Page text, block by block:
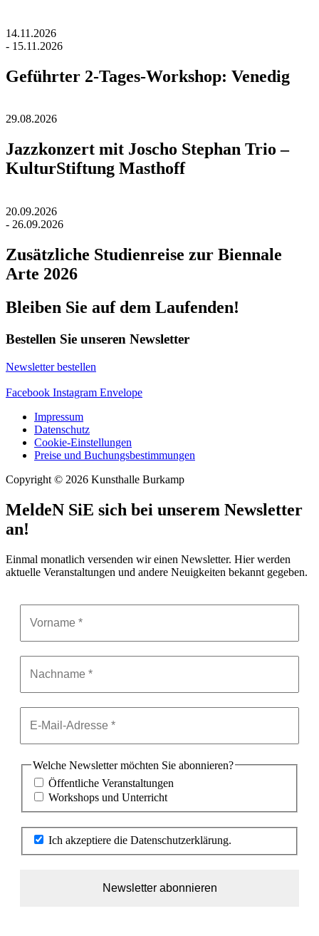
14.11.2026
- 15.11.2026
Geführter 2-Tages-Workshop: Venedig
29.08.2026
Jazzkonzert mit Joscho Stephan Trio –
KulturStiftung Masthoff
20.09.2026
- 26.09.2026
Zusätzliche Studienreise zur Biennale
Arte 2026
Bleiben Sie auf dem Laufenden!
Bestellen Sie unseren Newsletter
Newsletter bestellen
Facebook Instagram Envelope
Impressum
Datenschutz
Cookie-Einstellungen
Preise und Buchungsbestimmungen
Copyright © 2026 Kunsthalle Burkamp
MeldeN SiE sich bei unserem Newsletter
an!
Einmal monatlich versenden wir einen Newsletter. Hier werden
aktuelle Veranstaltungen und andere Neuigkeiten bekannt gegeben.
Welche Newsletter möchten Sie abonnieren?
Öffentliche Veranstaltungen
Workshops und Unterricht
Ich akzeptiere die Datenschutzerklärung.